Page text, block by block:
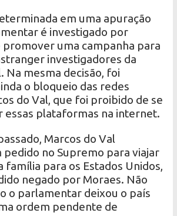
em uma apuração
é investigado por
uma campanha para
investigadores da
Na mesma decisão, foi
o bloqueio das redes
do Val, que foi proibido de se
essas plataformas na internet.
Marcos do Val
no Supremo para viajar
família para os Estados Unidos,
negado por Moraes. Não
o parlamentar deixou o país
ordem pendente de